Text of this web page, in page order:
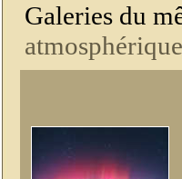
Galeries du